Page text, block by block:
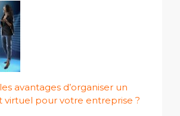
avantages d’organiser un
virtuel pour votre entreprise ?